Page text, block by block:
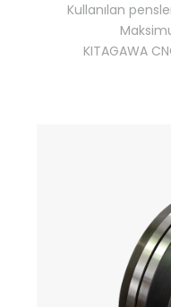
Kullanılan
KITAGAWA